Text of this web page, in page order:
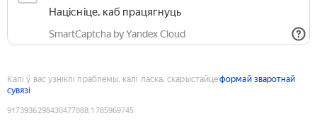
Націсніце, каб працягнуць
SmartCaptcha by Yandex Cloud
Калі ў вас узніклі праблемы, калі ласка, скарыстайцеформай зваротнай
сувязі
9173936298430477088:1785969745